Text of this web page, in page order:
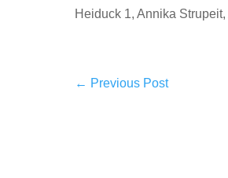
Heiduck 1, Annika
← Previous Post